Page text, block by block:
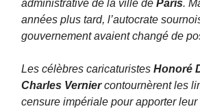
administrative de la ville de Paris.
années plus tard, l’autocrate
gouvernement avaient changé de
Les célèbres caricaturistes Honoré
Charles Verniercontournèrent les
censure impériale pour apporter